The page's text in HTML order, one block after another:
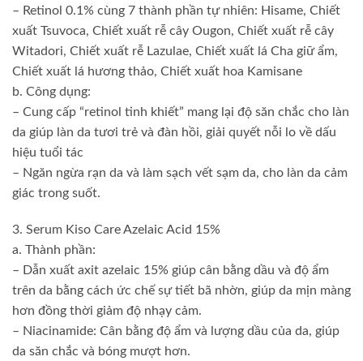
– Retinol 0.1% cùng 7 thành phần tự nhiên: Hisame, Chiết
xuất Tsuvoca, Chiết xuất rễ cây Ougon, Chiết xuất rễ cây
Witadori, Chiết xuất rễ Lazulae, Chiết xuất lá Cha giữ ẩm,
Chiết xuất lá hương thảo, Chiết xuất hoa Kamisane
b. Công dụng:
– Cung cấp “retinol tinh khiết” mang lại độ săn chắc cho làn
da giúp làn da tươi trẻ và đàn hồi, giải quyết nỗi lo về dấu
hiệu tuổi tác
– Ngăn ngừa rạn da và làm sạch vết sạm da, cho làn da cảm
giác trong suốt.
3. Serum Kiso Care Azelaic Acid 15%
a. Thành phần:
– Dẫn xuất axit azelaic 15% giúp cân bằng dầu và độ ẩm
trên da bằng cách ức chế sự tiết bã nhờn, giúp da mịn màng
hơn đồng thời giảm độ nhạy cảm.
– Niacinamide: Cân bằng độ ẩm và lượng dầu của da, giúp
da săn chắc và bóng mượt hơn.